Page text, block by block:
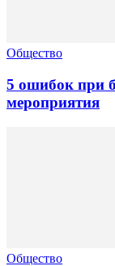
Общество
5 ошибок при
мероприятия
Общество